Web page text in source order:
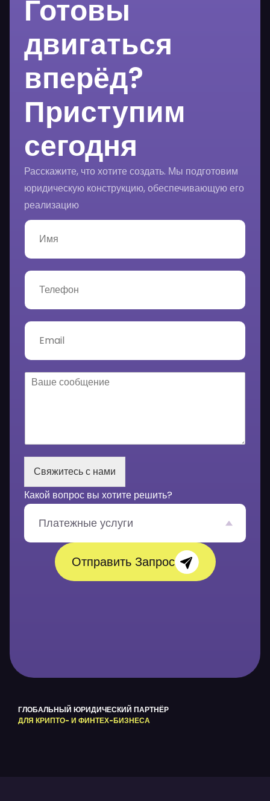
ГЛОБАЛЬНЫЙ ЮРИДИЧЕСКИЙ ПАРТНЁР
ДЛЯ КРИПТО- И ФИНТЕХ-БИЗНЕСА
Готовы
двигаться
вперёд?
Приступим
сегодня
Расскажите, что хотите создать. Мы подготовим
юридическую конструкцию, обеспечивающую его
реализацию
И
*
Т
е
ф
*
E
lВ
е
н
и
*
Свяжитесь с нами
Какой вопрос вы хотите решить?
Платежные услуги
Отправить Запрос